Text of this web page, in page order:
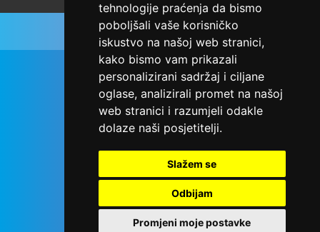
tehnologije praćenja da bismo
poboljšali vaše korisničko
iskustvo na našoj web stranici,
kako bismo vam prikazali
personalizirani sadržaj i ciljane
oglase, analizirali promet na našoj
web stranici i razumjeli odakle
dolaze naši posjetitelji.
Slažem se
Odbijam
Promjeni moje postavke